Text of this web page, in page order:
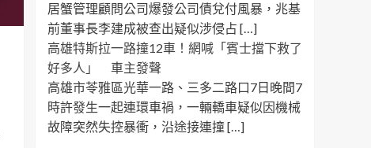
居蟹管理顧問公司爆發公司債兌付風暴，兆基
前董事長李建成被查出疑似涉侵占 […]
高雄特斯拉一路撞12車！網喊「賓士擋下救了
好多人」 車主發聲
高雄市苓雅區光華一路、三多二路口7日晚間7
時許發生一起連環車禍，一輛轎車疑似因機械
故障突然失控暴衝，沿途接連撞 […]